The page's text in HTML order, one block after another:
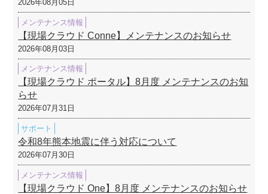
2026年08月05日
メンテナンス情報
【現場クラウド Conne】メンテナンスのお知らせ
2026年08月03日
メンテナンス情報
【現場クラウド ポータル】8月度 メンテナンスのお知
らせ
2026年07月31日
サポート
令和8年熊本地震に伴う対応について
2026年07月30日
メンテナンス情報
【現場クラウド One】8月度 メンテナンスのお知らせ